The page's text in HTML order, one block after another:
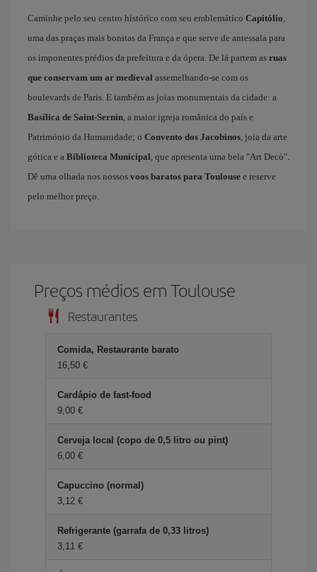
Caminhe pelo seu centro histórico com seu emblemático Capitólio,
uma das praças mais bonitas da França e que serve de antessala para
os imponentes prédios da prefeitura e da ópera. De lá partem as ruas
que conservam um ar medieval assemelhando-se com os
boulevards de Paris. E também as joias monumentais da cidade: a
Basílica de Saint-Sernin, a maior igreja românica do país e
Património da Humanidade; o Convento dos Jacobinos, joia da arte
gótica e a Biblioteca Municipal, que apresenta uma bela "Art Decò".
Dê uma olhada nos nossos voos baratos para Toulouse e reserve
pelo melhor preço.
Preços médios em Toulouse
Restaurantes
Comida, Restaurante barato
16,50 €
Cardápio de fast-food
9,00 €
Cerveja local (copo de 0,5 litro ou pint)
6,00 €
Capuccino (normal)
3,12 €
Refrigerante (garrafa de 0,33 litros)
3,11 €